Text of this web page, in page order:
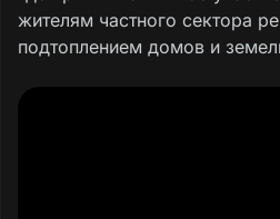
жителям частного сектора
подтоплением домов и